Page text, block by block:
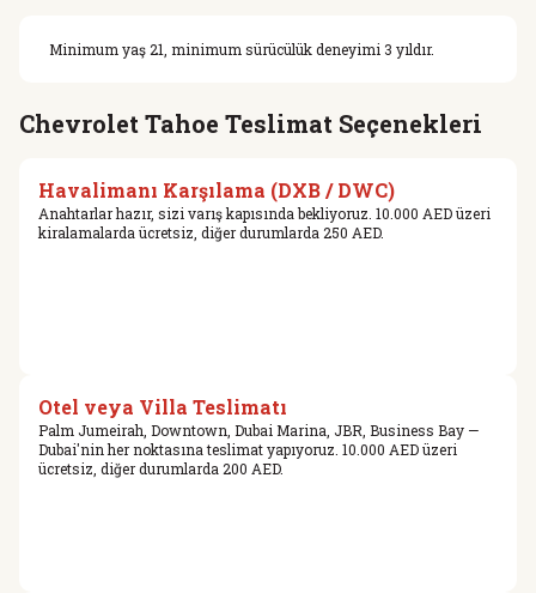
Minimum yaş 21, minimum sürücülük deneyimi 3 yıldır.
Chevrolet Tahoe Teslimat Seçenekleri
Havalimanı Karşılama (DXB / DWC)
Anahtarlar hazır, sizi varış kapısında bekliyoruz. 10.000 AED üzeri
kiralamalarda ücretsiz, diğer durumlarda 250 AED.
Otel veya Villa Teslimatı
Palm Jumeirah, Downtown, Dubai Marina, JBR, Business Bay —
Dubai'nin her noktasına teslimat yapıyoruz. 10.000 AED üzeri
ücretsiz, diğer durumlarda 200 AED.